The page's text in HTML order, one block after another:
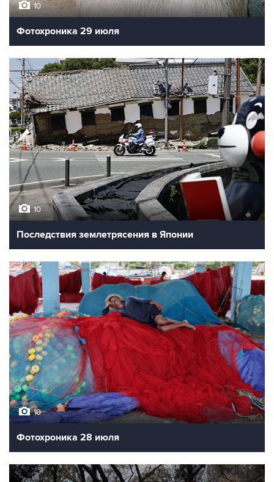
10
Фотохроника 29 июля
10
Последствия землетрясения в Японии
10
Фотохроника 28 июля